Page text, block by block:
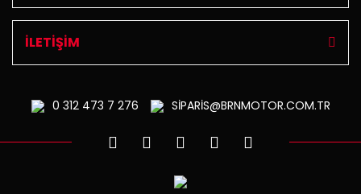
İLETİŞİM
0 312473 7 276 SİPARİS@BRNMOTOR.COM.TR